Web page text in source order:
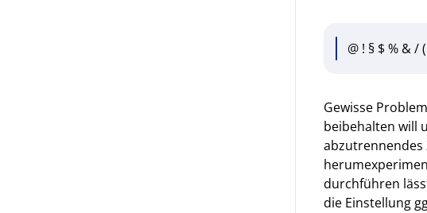
@ ! § $ % & /
Gewisse
beibehalten will
abzutrennendes
durchführen
die Einstellung